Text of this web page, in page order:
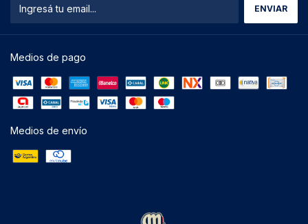
Medios de pago
Medios de envío